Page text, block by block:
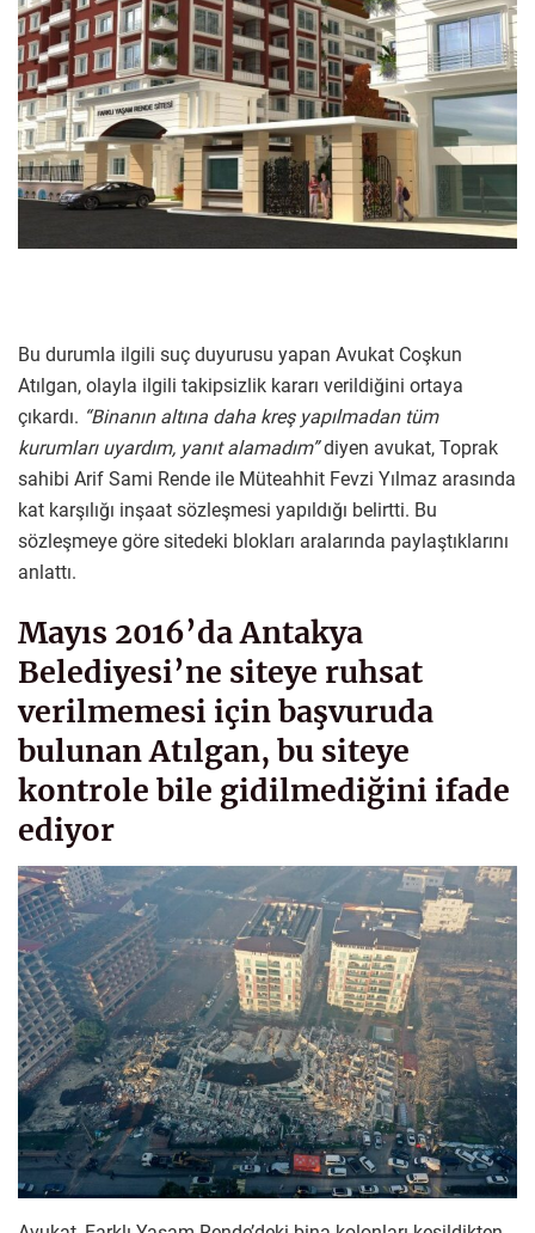
Bu durumla ilgili suç duyurusu yapan Avukat Coşkun
Atılgan, olayla ilgili takipsizlik kararı verildiğini ortaya
çıkardı. “Binanın altına daha kreş yapılmadan tüm
kurumları uyardım, yanıt alamadım”diyen avukat, Toprak
sahibi Arif Sami Rende ile Müteahhit Fevzi Yılmaz arasında
kat karşılığı inşaat sözleşmesi yapıldığı belirtti. Bu
sözleşmeye göre sitedeki blokları aralarında paylaştıklarını
anlattı.
Mayıs 2016’da Antakya
Belediyesi’ne siteye ruhsat
verilmemesi için başvuruda
bulunan Atılgan, bu siteye
kontrole bile gidilmediğini ifade
ediyor